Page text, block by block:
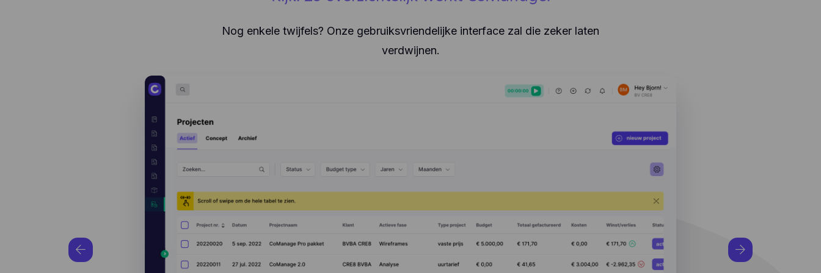
Nog enkele twijfels? Onze gebruiksvriendelijke interface zal die zeker laten
verdwijnen.